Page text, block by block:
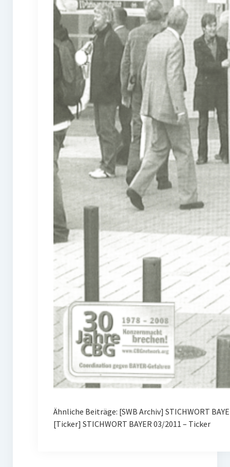
Ähnliche Beiträge: [SWB Archiv] STICHWORT
[Ticker] STICHWORT BAYER 03/2011 – Ticker